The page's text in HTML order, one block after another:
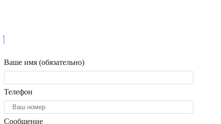
Ваше имя (обязательно)
Телефон
Сообщение